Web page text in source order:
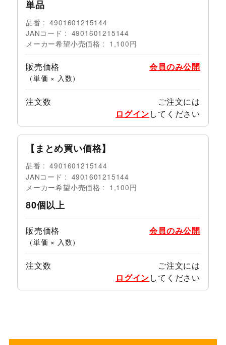
単品
品番
4901601215144
JANコード
4901601215144
メーカー希望小売価格
1,100円
販売価格
（単価 × 入数）
会員のみ公開
注文数
ご注文には
ログインしてください
【まとめ買い価格】
品番
4901601215144
JANコード
4901601215144
メーカー希望小売価格
1,100円
80個以上
販売価格
（単価 × 入数）
会員のみ公開
注文数
ご注文には
ログインしてください